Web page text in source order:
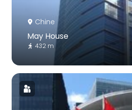
Chine
May House
432 m